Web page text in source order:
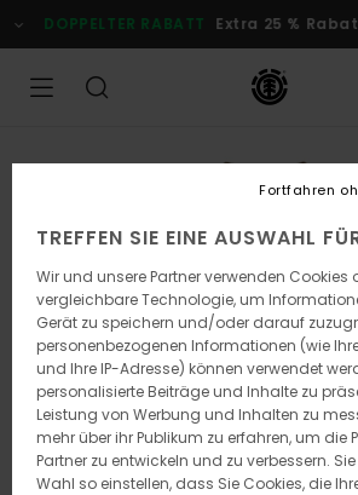
zur
Produktinformation
DOPPELTER RABATT Extra 25 %
TREFFEN SIE EINE AUSWAHL
Wir und unsere Partner verwenden Cookies
vergleichbare Technologie, um
Gerät zu speichern und/oder darauf
personenbezogenen Informationen (wie
und Ihre IP-Adresse) können verwendet
personalisierte Beiträge und Inhalte zu
Leistung von Werbung und Inhalten zu
mehr über ihr Publikum zu erfahren, um die
Partner zu entwickeln und zu verbessern.
Wahl so einstellen, dass Sie Cookies, die
Fortfahren